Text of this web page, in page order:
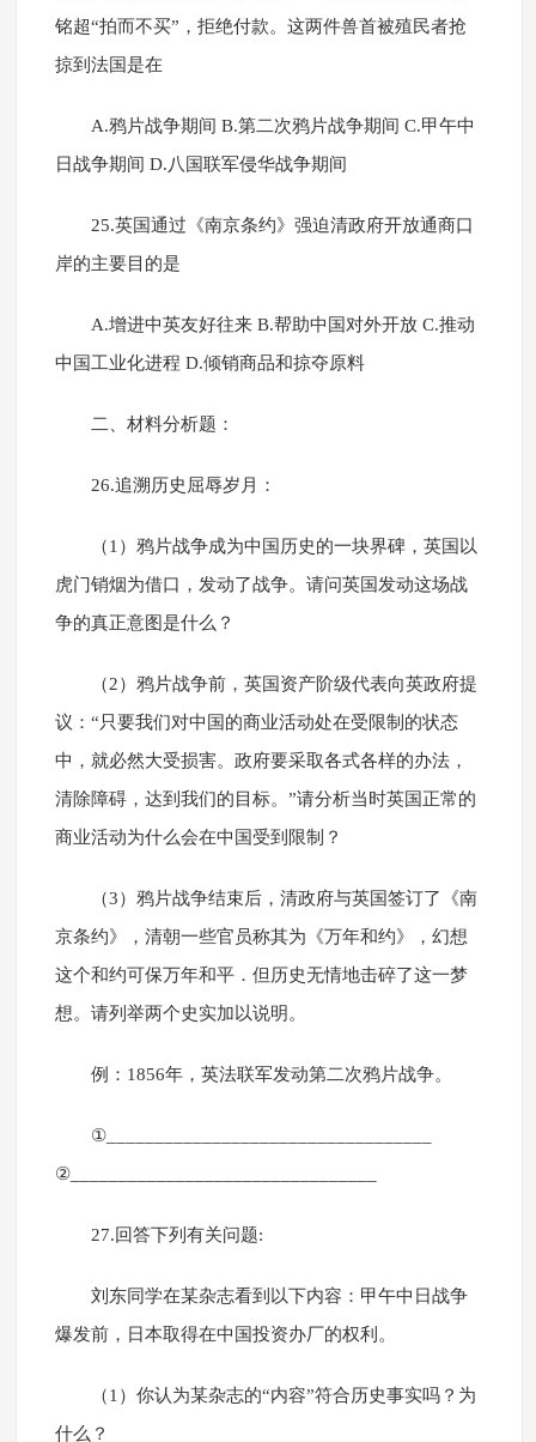
铭超“拍而不买”，拒绝付款。这两件兽首被殖民者抢
掠到法国是在
A.鸦片战争期间 B.第二次鸦片战争期间 C.甲午中
日战争期间 D.八国联军侵华战争期间
25.英国通过《南京条约》强迫清政府开放通商口
岸的主要目的是
A.增进中英友好往来 B.帮助中国对外开放 C.推动
中国工业化进程 D.倾销商品和掠夺原料
二、材料分析题：
26.追溯历史屈辱岁月：
（1）鸦片战争成为中国历史的一块界碑，英国以
虎门销烟为借口，发动了战争。请问英国发动这场战
争的真正意图是什么？
（2）鸦片战争前，英国资产阶级代表向英政府提
议：“只要我们对中国的商业活动处在受限制的状态
中，就必然大受损害。政府要采取各式各样的办法，
清除障碍，达到我们的目标。”请分析当时英国正常的
商业活动为什么会在中国受到限制？
（3）鸦片战争结束后，清政府与英国签订了《南
京条约》，清朝一些官员称其为《万年和约》，幻想
这个和约可保万年和平．但历史无情地击碎了这一梦
想。请列举两个史实加以说明。
例：1856年，英法联军发动第二次鸦片战争。
①__________________________________
②________________________________
27.回答下列有关问题:
刘东同学在某杂志看到以下内容：甲午中日战争
爆发前，日本取得在中国投资办厂的权利。
（1）你认为某杂志的“内容”符合历史事实吗？为
什么？